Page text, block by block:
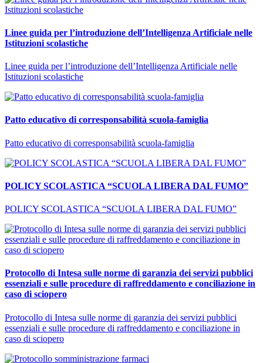
Linee guida per l’introduzione dell’Intelligenza Artificiale nelle
Istituzioni scolastiche
Linee guida per l’introduzione dell’Intelligenza Artificiale nelle
Istituzioni scolastiche
Patto educativo di corresponsabilità scuola-famiglia
Patto educativo di corresponsabilità scuola-famiglia
POLICY SCOLASTICA “SCUOLA LIBERA DAL FUMO”
POLICY SCOLASTICA “SCUOLA LIBERA DAL FUMO”
Protocollo di Intesa sulle norme di garanzia dei servizi pubblici
essenziali e sulle procedure di raffreddamento e conciliazione in
caso di sciopero
Protocollo di Intesa sulle norme di garanzia dei servizi pubblici
essenziali e sulle procedure di raffreddamento e conciliazione in
caso di sciopero